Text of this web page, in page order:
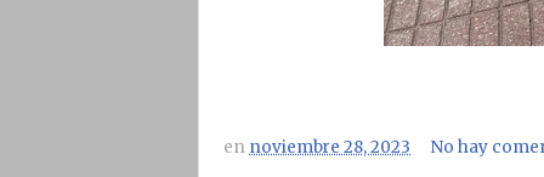
ennoviembre 28, 2023 No hay